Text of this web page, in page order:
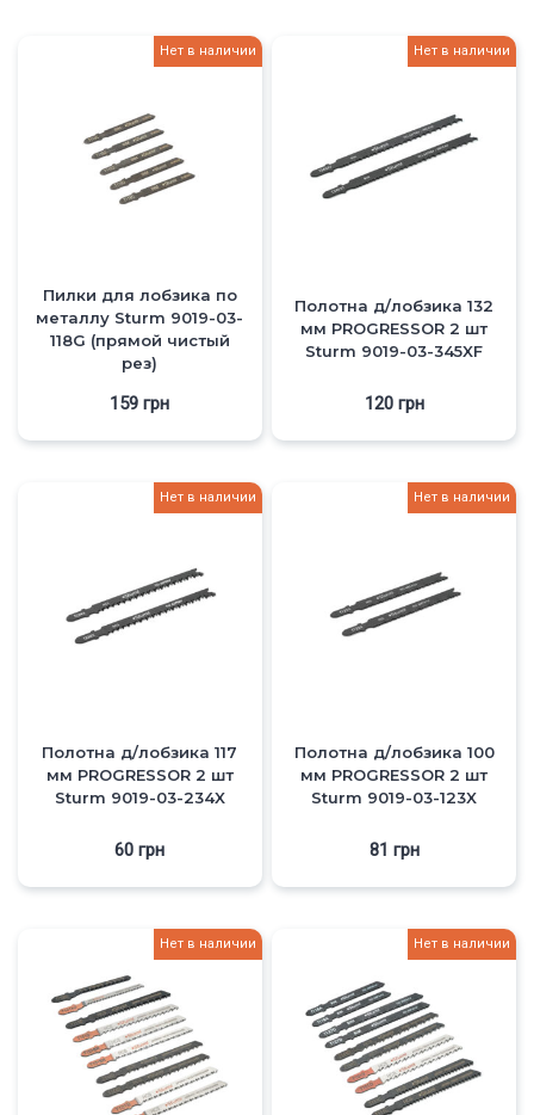
Нет в наличии
Пилки для лобзика по
металлу Sturm 9019-03-
118G (прямой чистый
рез)
159грн
Нет в наличии
Полотна д/лобзика 132
мм PROGRESSOR 2 шт
Sturm 9019-03-345XF
120 грн
Нет в наличии
Полотна д/лобзика 117
мм PROGRESSOR 2 шт
Sturm 9019-03-234X
60грн
Нет в наличии
Полотна д/лобзика 100
мм PROGRESSOR 2 шт
Sturm 9019-03-123X
81 грн
Нет в наличии Нет в наличии